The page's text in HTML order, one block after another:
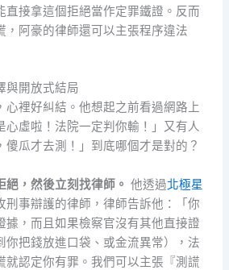
直接拿這個拒絕當作定罪鐵證。反而
，阿豪的律師還可以主張程序違法
與開放式結局
心裡好糾結。他想起之前看過網路上
心虛啦！法院一定判你輸！」又有人
傻瓜才去測！」到底哪個才是對的？
絕，然後立刻找律師。 他透過北極星
刑事辯護的律師，律師告訴他：「你
據，而且如果檢察官沒有其他直接證
你把錢放進口袋、或金流異常），法
就認定你有罪。我們可以主張『測謊